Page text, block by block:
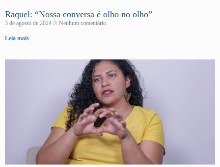
Raquel: “Nossa conversa é olho no olho”
3 de agosto de 2024 Nenhum comentário
Leia mais